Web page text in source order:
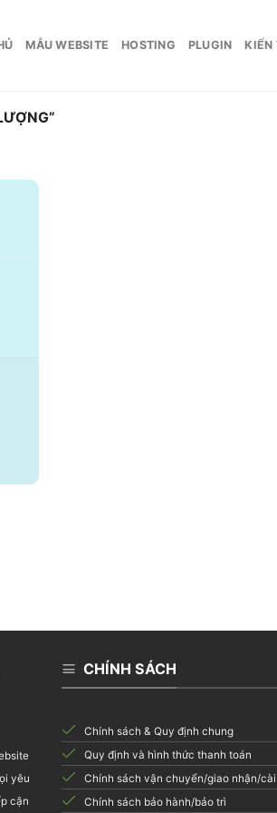
MẪU WEBSITE HOSTING PLUGIN KIẾN
yêu
cận
CHÍNH SÁCH
Chính sách & Quy định chung
Quy định và hình thức thanh toán
Chính sách vận chuyển/giao nhận/
Chính sách bảo hành/bảo trì